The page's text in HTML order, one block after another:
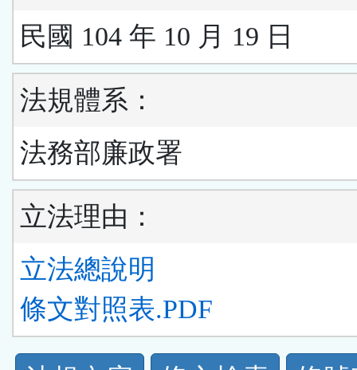
民國 104 年 10 月 19 日
法規體系：
法務部廉政署
立法理由：
立法總說明
條文對照表.PDF